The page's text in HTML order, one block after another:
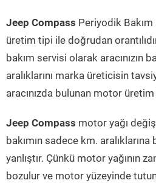
Jeep Compass Periyodik Bakım
üretim tipi ile doğrudan
bakım servisi olarak aracınızın
aralıklarını marka üreticisin
aracınızda bulunan motor
Jeep Compass motor yağı
bakımın sadece km. aralıklarına
yanlıştır. Çünkü motor yağının
bozulur ve motor yüzeyinde